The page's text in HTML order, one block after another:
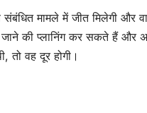
संबंधित मामले में जीत मिलेगी और
की प्लानिंग कर सकते हैं और
तो वह दूर होगी।